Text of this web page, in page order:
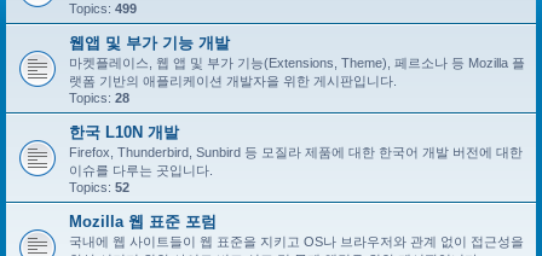
Topics: 499
웹앱 및 부가 기능 개발
마켓플레이스, 웹 앱 및 부가 기능(Extensions, Theme), 페르소나 등 Mozilla 플
랫폼 기반의 애플리케이션 개발자을 위한 게시판입니다.
Topics: 28
한국 L10N 개발
Firefox, Thunderbird, Sunbird 등 모질라 제품에 대한 한국어 개발 버전에 대한
이슈를 다루는 곳입니다.
Topics: 52
Mozilla 웹 표준 포럼
국내에 웹 사이트들이 웹 표준을 지키고 OS나 브라우저와 관계 없이 접근성을